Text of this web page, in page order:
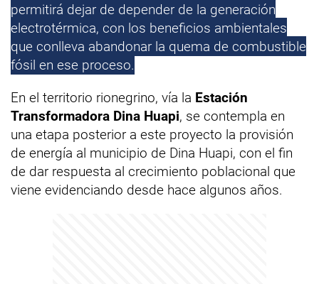
permitirá dejar de depender de la generación
electrotérmica, con los beneficios ambientales
que conlleva abandonar la quema de combustible
fósil en ese proceso.
En el territorio rionegrino, vía la Estación
Transformadora Dina Huapi, se contempla en
una etapa posterior a este proyecto la provisión
de energía al municipio de Dina Huapi, con el fin
de dar respuesta al crecimiento poblacional que
viene evidenciando desde hace algunos años.